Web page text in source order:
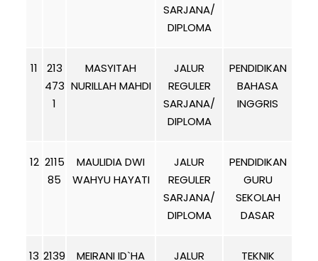
SARJANA/
DIPLOMA
11
213
473
1
MASYITAH
NURILLAH MAHDI
JALUR
REGULER
SARJANA/
DIPLOMA
PENDIDIKAN
BAHASA
INGGRIS
12 2115
85
MAULIDIA DWI
WAHYU HAYATI
JALUR
REGULER
SARJANA/
DIPLOMA
PENDIDIKAN
GURU
SEKOLAH
DASAR
13 2139 MEIRANI ID`HA JALUR TEKNIK